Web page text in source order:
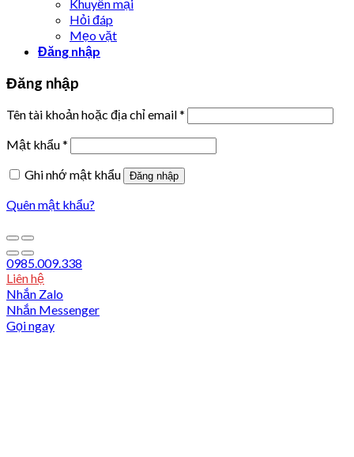
Khuyến mại
Hỏi đáp
Mẹo vặt
Đăng nhập
Đăng nhập
Tên tài khoản hoặc địa chỉ email*
Mật khẩu*
Ghi nhớ mật khẩu
Đăng nhập
Quên mật khẩu?
0985.009.338
Liên hệ
Nhắn Zalo
Nhắn Messenger
Gọi ngay